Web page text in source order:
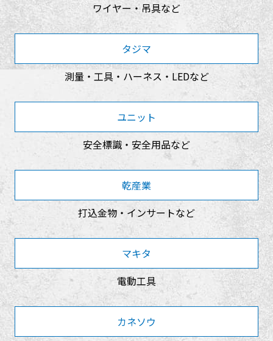
ワイヤー・吊具など
タジマ
測量・工具・ハーネス・LEDなど
ユニット
安全標識・安全用品など
乾産業
打込金物・インサートなど
マキタ
電動工具
カネソウ